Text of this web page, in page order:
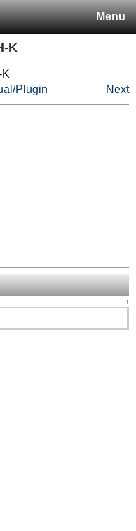
Menu
K
Next
Plugin
↑